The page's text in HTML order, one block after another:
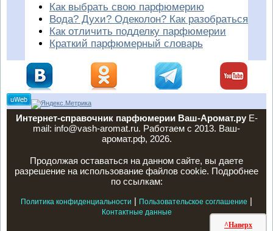
^Наверх
Как выбрать свою парфюмерию
Вода? Духи? Одеколон? Как разобраться
Как отличить подделку парфюмерии
Краткий парфюмерный словарь
Интернет-справочник парфюмерии Ваш-Аромат.руE-
mail: info@vash-aromat.ru. Работаем с 2013. Ваш-
аромат.рф, 2026.
Продолжая оставаться на данном сайте, вы даете
разрешение на использование файлов cookie. Подробнее
по ссылкам:
Политика конфиденциальности | Пользовательское соглашение |
Контактные данные